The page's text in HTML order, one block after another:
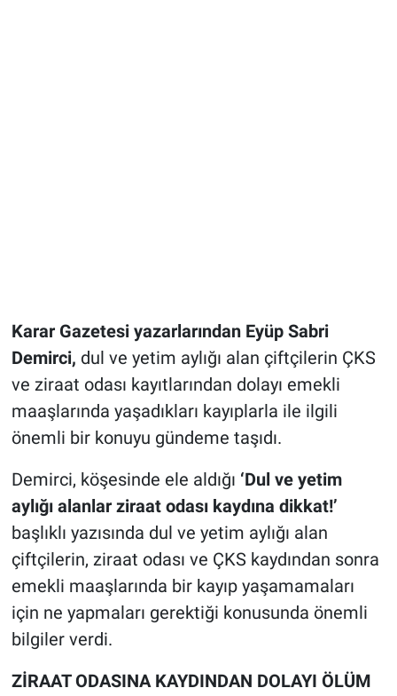
Karar Gazetesi yazarlarından Eyüp Sabri
Demirci, dul ve yetim aylığı alan çiftçilerin ÇKS
ve ziraat odası kayıtlarından dolayı emekli
maaşlarında yaşadıkları kayıplarla ile ilgili
önemli bir konuyu gündeme taşıdı.
Demirci, köşesinde ele aldığı ‘Dul ve yetim
aylığı alanlar ziraat odası kaydına dikkat!’
başlıklı yazısında dul ve yetim aylığı alan
çiftçilerin, ziraat odası ve ÇKS kaydından sonra
emekli maaşlarında bir kayıp yaşamamaları
için ne yapmaları gerektiği konusunda önemli
bilgiler verdi.
ZİRAAT ODASINA KAYDINDAN DOLAYI ÖLÜM